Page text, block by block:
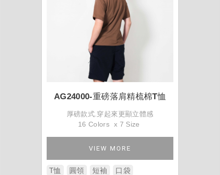
AG24000-重磅落肩精梳棉T恤
厚磅款式.穿起來更顯立體感
16 Colors x 7 Size
VIEW MORE
T恤 圓領 短袖 口袋